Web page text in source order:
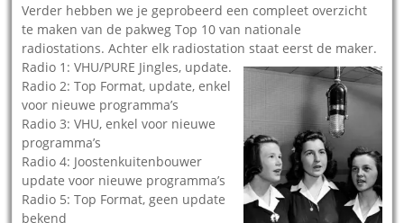
Verder hebben we je geprobeerd een compleet overzicht
te maken van de pakweg Top 10 van nationale
radiostations. Achter elk radiostation staat eerst de maker.
Radio 1: VHU/PURE Jingles, update.
Radio 2: Top Format, update, enkel
voor nieuwe programma’s
Radio 3: VHU, enkel voor nieuwe
programma’s
Radio 4: Joostenkuitenbouwer
update voor nieuwe programma’s
Radio 5: Top Format, geen update
bekend